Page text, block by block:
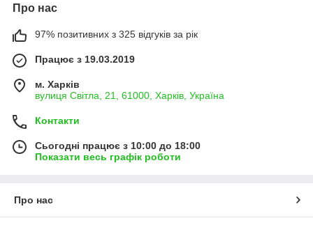
Про нас
97% позитивних з 325 відгуків за рік
Працює з 19.03.2019
м. Харків
вулиця Світла, 21, 61000, Харків, Україна
Контакти
Сьогодні працює з 10:00 до 18:00
Показати весь графік роботи
Про нас